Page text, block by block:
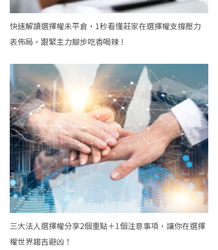
快速解讀選擇權未平倉，1秒看懂莊家在選擇權支撐壓力
表佈局，跟緊主力腳步吃香喝辣 !
三大法人選擇權分享2個重點＋1個注意事項，讓你在選擇
權世界趨吉避凶！